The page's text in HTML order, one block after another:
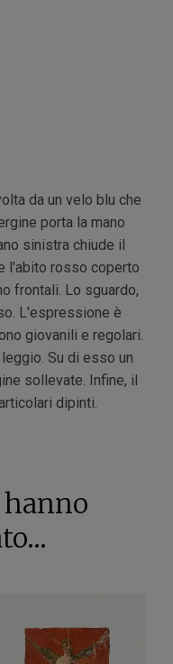
da un velo blu che
porta la mano
sinistra chiude il
l'abito rosso coperto
frontali. Lo sguardo,
L'espressione è
giovanili e regolari.
Su di esso un
sollevate. Infine, il
dipinti.